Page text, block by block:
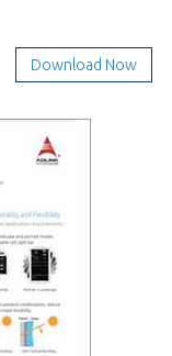
Download Now